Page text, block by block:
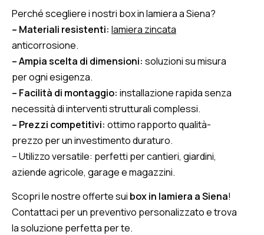
Perché scegliere i nostri box in lamiera a Siena?
– Materiali resistenti: lamiera zincata
anticorrosione.
– Ampia scelta di dimensioni: soluzioni su misura
per ogni esigenza.
– Facilità di montaggio: installazione rapida senza
necessità di interventi strutturali complessi.
– Prezzi competitivi: ottimo rapporto qualità-
prezzo per un investimento duraturo.
– Utilizzo versatile: perfetti per cantieri, giardini,
aziende agricole, garage e magazzini.
Scopri le nostre offerte sui box in lamiera a Siena!
Contattaci per un preventivo personalizzato e trova
la soluzione perfetta per te.